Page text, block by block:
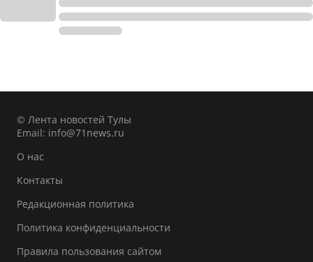
© Лента новостей Тулы
Email: info@71news.ru
О нас
Контакты
Редакционная политика
Политика конфиденциальности
Правила пользования сайтом